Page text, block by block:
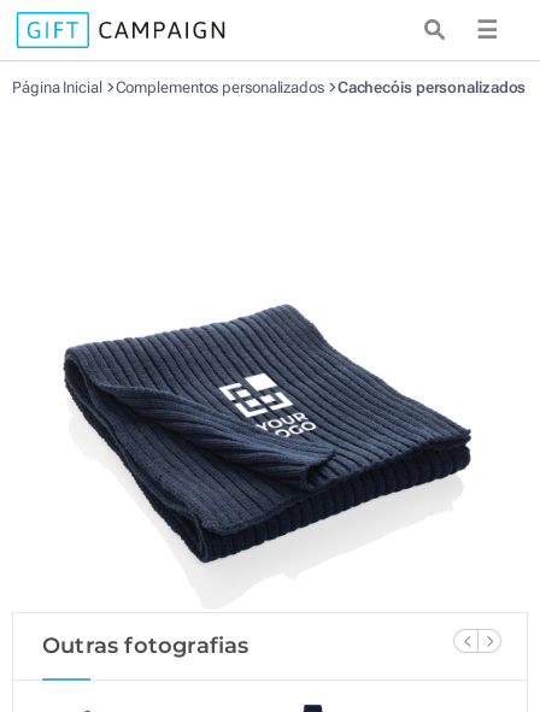
☰
Página Inicial Complementos personalizados Cachecóis personalizados
Outras fotografias